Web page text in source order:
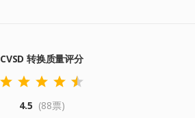
CVSD 转换质量评分
4.5 (88票)